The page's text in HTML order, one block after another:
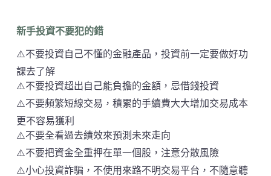
新手投資不要犯的錯
⚠️不要投資自己不懂的金融產品，投資前一定要做好功
課去了解
⚠️不要投資超出自己能負擔的金額，忌借錢投資
⚠️不要頻繁短線交易，積累的手續費大大增加交易成本
更不容易獲利
⚠️不要全看過去績效來預測未來走向
⚠️不要把資金全重押在單一個股，注意分散風險
⚠️小心投資詐騙，不使用來路不明交易平台，不隨意聽